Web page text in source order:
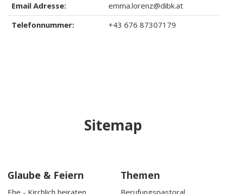
Email Adresse:
emma.lorenz@dibk.at
Telefonnummer:
+43 676 87307179
Sitemap
Glaube & Feiern Themen